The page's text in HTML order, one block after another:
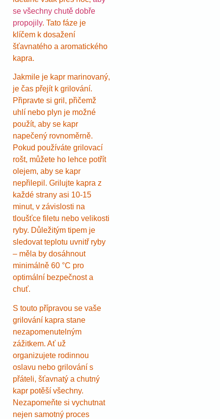
se všechny chutě dobře
propojily. Tato fáze je
klíčem k dosažení
šťavnatého a aromatického
kapra.
Jakmile je kapr marinovaný,
je čas přejít k grilování.
Připravte si gril, přičemž
uhlí nebo plyn je možné
použít, aby se kapr
napečený rovnoměrně.
Pokud používáte grilovací
rošt, můžete ho lehce potřít
olejem, aby se kapr
nepřilepil. Grilujte kapra z
každé strany asi 10-15
minut, v závislosti na
tloušťce filetu nebo velikosti
ryby. Důležitým tipem je
sledovat teplotu uvnitř ryby
– měla by dosáhnout
minimálně 60 °C pro
optimální bezpečnost a
chuť.
S touto přípravou se vaše
grilování kapra stane
nezapomenutelným
zážitkem. Ať už
organizujete rodinnou
oslavu nebo grilování s
přáteli, šťavnatý a chutný
kapr potěší všechny.
Nezapomeňte si vychutnat
nejen samotný proces